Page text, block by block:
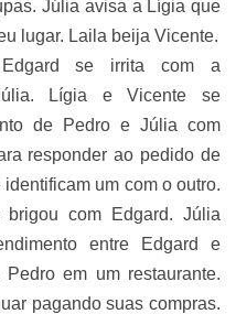
Júlia avisa a Lígia que
lugar. Laila beija Vicente.
se irrita com a
Lígia e Vicente se
de Pedro e Júlia com
responder ao pedido de
um com o outro.
com Edgard. Júlia
entre Edgard e
em um restaurante.
pagando suas compras.